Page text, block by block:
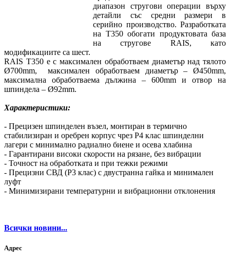
диапазон стругови операции върху
детайли със средни размери в
серийно производство. Разработката
на Т350 обогати продуктовата база
на стругове RAIS, като
модификациите са шест.
RAIS Т350 е с максимален обработваем диаметър над тялото
Ø700mm, максимален обработваем диаметър – Ø450mm,
максимална обработваема дължина – 600mm и отвор на
шпиндела – Ø92mm.
Характеристики:
- Прецизен шпинделен възел, монтиран в термично
стабилизиран и оребрен корпус чрез Р4 клас шпинделни
лагери с минимално радиално биене и осева хлабина
- Гарантирани високи скорости на рязане, без вибрации
- Точност на обработката и при тежки режими
- Прецизни СВД (Р3 клас) с двустранна гайка и минимален
луфт
- Минимизирани температурни и вибрационни отклонения
Всички новини...
Адрес